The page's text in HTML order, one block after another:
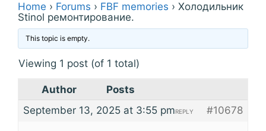
Home › Forums › FBF memories › Холодильник
Stinol ремонтирование.
This topic is empty.
Viewing 1 post (of 1 total)
Author
Posts
September 13, 2025 at 3:55 pm
#10678
REPLY